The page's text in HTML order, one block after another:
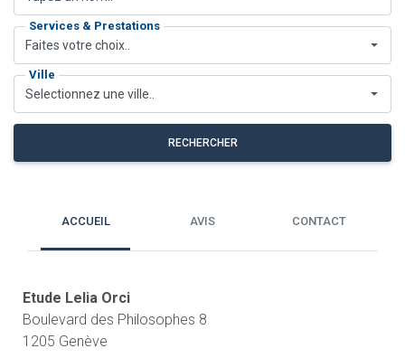
Services & Prestations
Faites votre choix..
Ville
Selectionnez une ville..
RECHERCHER
ACCUEIL AVIS CONTACT
Etude Lelia Orci
Boulevard des Philosophes 8
1205 Genève